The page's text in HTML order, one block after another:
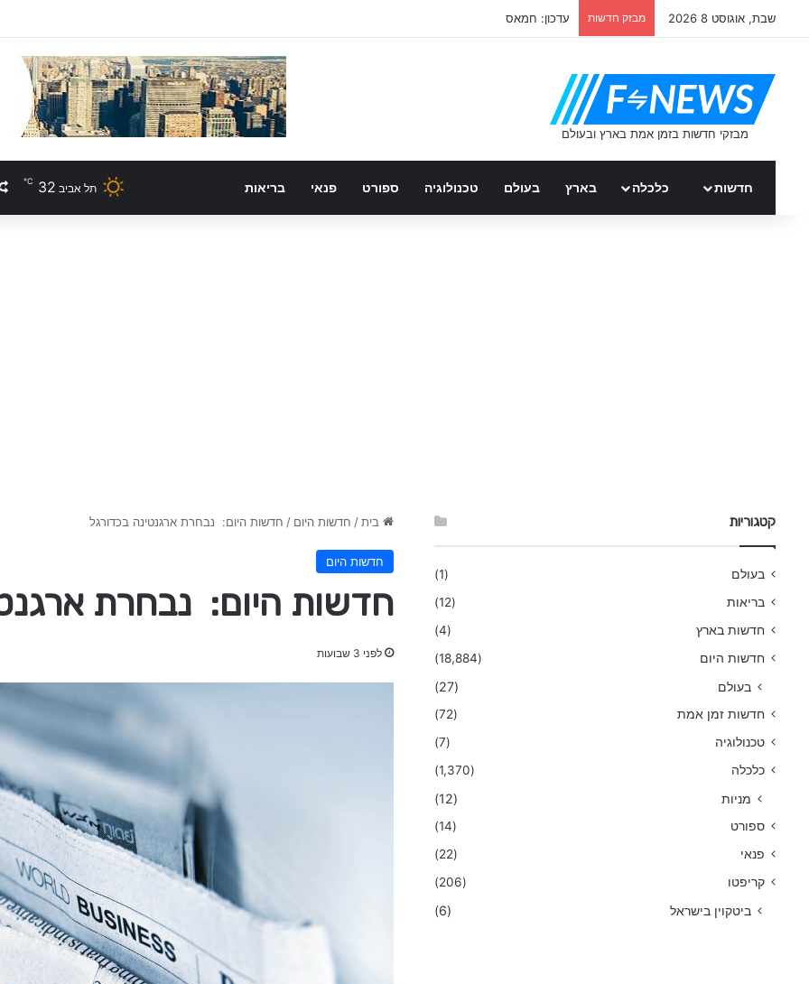
שבת, אוגוסט 8 2026 מבזק חדשות ממשלת ספרד – כל העדכונים
חדשות כלכלה בארץ בעולם טכנולוגיה ספורט פנאי בריאות תל אביב 32
℃
בית / חדשות היום / חדשות היום: נבחרת ארגנטינה בכדורגל
חדשות היום
חדשות היום: נבחרת
לפני 3 שבועות
קטגוריות
בעולם
(1)
בריאות
(12)
חדשות בארץ
(4)
חדשות היום
(18,884)
בעולם (27)
חדשות זמן אמת
(72)
טכנולוגיה
(7)
כלכלה
(1,370)
מניות (12)
ספורט
(14)
פנאי
(22)
קריפטו
(206)
ביטקוין בישראל (6)